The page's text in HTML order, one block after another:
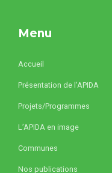
Menu
Accueil
Présentation de l'APIDA
Projets/Programmes
L’APIDA en image
Communes
Nos publications